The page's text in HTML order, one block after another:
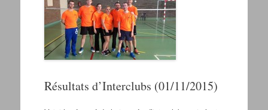
Résultats d’Interclubs (01/11/2015)